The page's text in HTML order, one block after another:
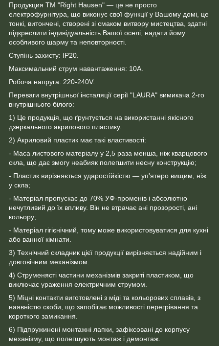
Продукция ТМ "Right Hausen" — це не просто
електрофурнітура, що виконує свої функції у Вашому домі, це
тонкі, витончені, створені зі смаком витвору мистецтва, здатні
підкреслити індивідуальність Вашої оселі, надати йому
особливого шарму та неповторності.
Ступінь захисту: IP20.
Максимальний струм навантаження: 10А.
Робоча напруга: 220-240V.
Переваги внутрішньої інсталяції серії "LAURA" вимикача 2-го
внутрішнього білого:
1) Це продукція, що ґрунтується на використанні якісного
дзеркального акрилового пластику.
2) Акриловий пластик має такі властивості:
- Маса листового матеріалу у 2,5 раза менша, ніж кварцового
скла, що дає змогу неабияк полегшити несну конструкцію;
- Пластик вирізняється ударостійкістю — уп'ятеро вищим, ніж
у скла;
- Матеріал пропускає до 70% УФ-променів і абсолютно
нечутливий до їх впливу. Він не втрачає ані прозорості, ані
кольору;
- Матеріал гігієнічний, тому може використовуватися для кухні
або ванної кімнати.
3) Технічний складник цієї продукції вирізняється надійним і
довговічним механізмом.
4) Струменясті частини механізмів закриті пластиком, що
виключає ураження електричним струмом.
5) Міцні контакти виготовлені з міді та кольорових сплавів, з
наявністю скоби, що запобігає можливості перегрівання та
короткого замикання.
6) Підпружинені монтажні лапки, зафіксовані до корпусу
механізму, що полегшують монтаж і демонтаж.